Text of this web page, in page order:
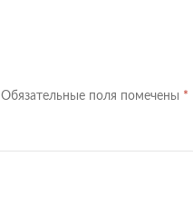
Обязательные поля помечены *